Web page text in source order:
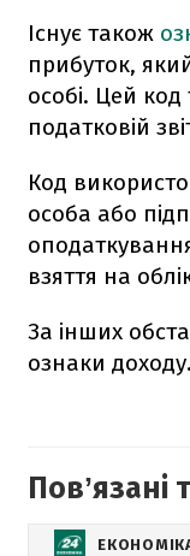
Існує також
прибуток,
особі. Цей код
податковій
Код
особа або
взяття на
За інших
ознаки
Повʼязані